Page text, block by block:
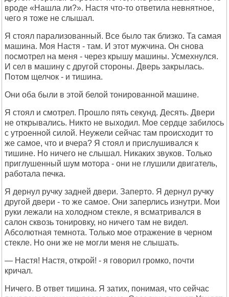
вроде «Нашла ли?». Настя что-то ответила невнятное,
чего я тоже не слышал.
Я стоял парализованный. Все было так близко. Та самая
машина. Моя Настя - там. И этот мужчина. Он снова
посмотрел на меня - через крышу машины. Усмехнулся.
И сел в машину с другой стороны. Дверь закрылась.
Потом щелчок - и тишина.
Они оба были в этой белой тонированной машине.
Я стоял и смотрел. Прошло пять секунд. Десять. Двери
не открывались. Никто не выходил. Мое сердце забилось
с утроенной силой. Неужели сейчас там происходит то
же самое, что и вчера? Я стоял и прислушивался к
тишине. Но ничего не слышал. Никаких звуков. Только
приглушенный шум мотора - они не глушили двигатель,
работала печка.
Я дернул ручку задней двери. Заперто. Я дернул ручку
другой двери - то же самое. Они заперлись изнутри. Мои
руки лежали на холодном стекле, я всматривался в
салон сквозь тонировку, но ничего там не видел.
Абсолютная темнота. Только мое отражение в черном
стекле. Но они же не могли меня не слышать.
— Настя! Настя, открой! - я говорил громко, почти
кричал.
Ничего. В ответ тишина. Я затих, понимая, что сейчас